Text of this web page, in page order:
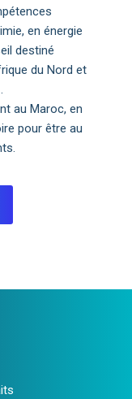
en énergie
destiné
du Nord et
au Maroc, en
pour être au